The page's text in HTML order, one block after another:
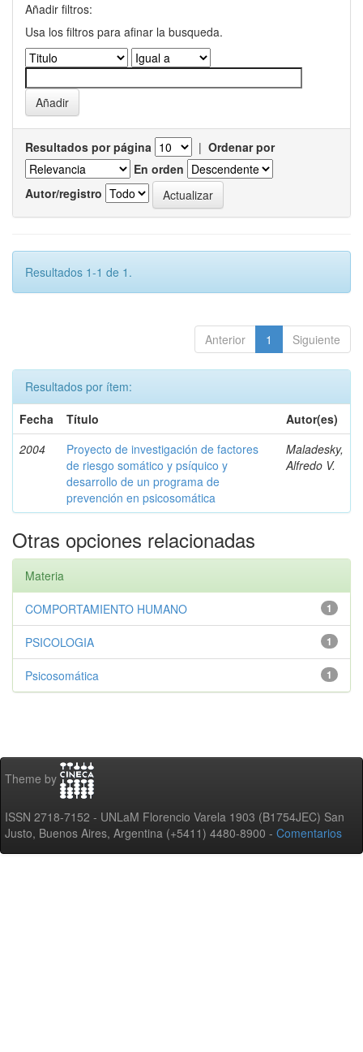
Añadir filtros:
Usa los filtros para afinar la busqueda.
Resultados por página | Ordenar por
En orden
Autor/registro
Resultados 1-1 de 1.
Anterior 1 Siguiente
Resultados por ítem:
Fecha
Título
Autor(es)
2004
Proyecto de investigación de factores
de riesgo somático y psíquico y
desarrollo de un programa de
prevención en psicosomática
Maladesky,
Alfredo V.
Otras opciones relacionadas
Materia
1
COMPORTAMIENTO HUMANO
1
PSICOLOGIA
1
Psicosomática
Theme by
ISSN 2718-7152 - UNLaM Florencio Varela 1903 (B1754JEC) San
Justo, Buenos Aires, Argentina (+5411) 4480-8900 - Comentarios